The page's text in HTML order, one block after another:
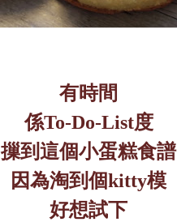
有時間
係To-Do-List度
摷到這個小蛋糕食譜
因為淘到個kitty模
好想試下